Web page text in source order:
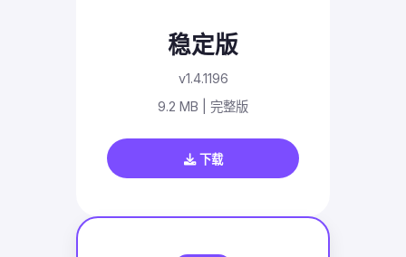
稳定版
v1.4.1196
9.2 MB | 完整版
下载